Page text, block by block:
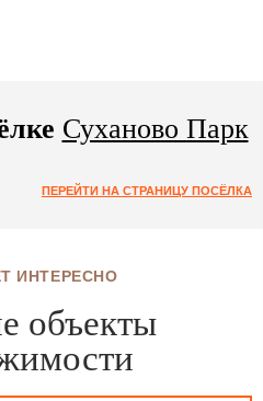
Суханово Парк
ПЕРЕЙТИ НА СТРАНИЦУ ПОСЁЛКА
ИНТЕРЕСНО
объекты